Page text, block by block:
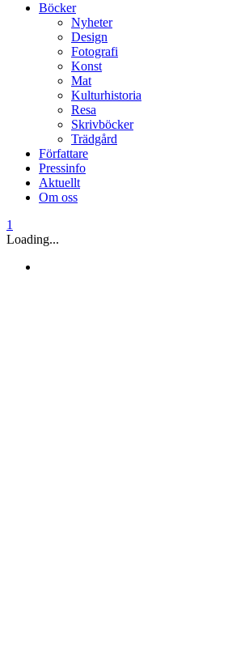
Böcker
Nyheter
Design
Fotografi
Konst
Mat
Kulturhistoria
Resa
Skrivböcker
Trädgård
Författare
Pressinfo
Aktuellt
Om oss
1
Loading...